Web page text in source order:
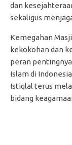
dan
sekaligus
Kemegahan
kekokohan dan
peran
Islam di
Istiqlal terus
bidang